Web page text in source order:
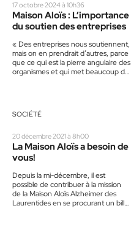
17 octobre 2024 à 10h36
Maison Aloïs : L’importance
du soutien des entreprises
« Des entreprises nous soutiennent,
mais on en prendrait d’autres, parce
que ce qui est la pierre angulaire des
organismes et qui met beaucoup de
SOCIÉTÉ
20 décembre 2021 à 8h00
La Maison Aloïs a besoin de
vous!
Depuis la mi-décembre, il est
possible de contribuer à la mission
de la Maison Aloïs Alzheimer des
Laurentides en se procurant un billet